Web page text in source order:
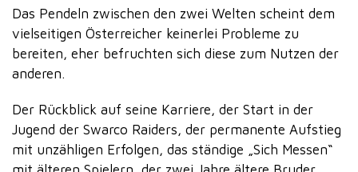
Das Pendeln zwischen den zwei Welten scheint dem
vielseitigen Österreicher keinerlei Probleme zu
bereiten, eher befruchten sich diese zum Nutzen der
anderen.
Der Rückblick auf seine Karriere, der Start in der
Jugend der Swarco Raiders, der permanente Aufstieg
mit unzähligen Erfolgen, das ständige „Sich Messen“